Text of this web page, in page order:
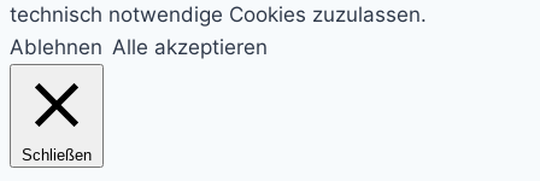
technisch notwendige Cookies zuzulassen.
Ablehnen Alle akzeptieren
Schließen